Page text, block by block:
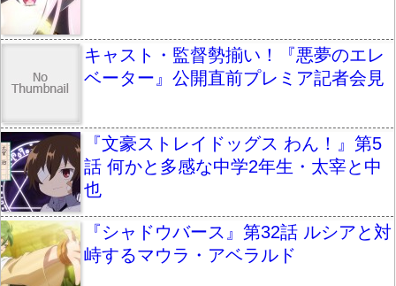
キャスト・監督勢揃い！『悪夢のエレ
ベーター』公開直前プレミア記者会見
『文豪ストレイドッグス わん！』第5
話 何かと多感な中学2年生・太宰と中
也
『シャドウバース』第32話 ルシアと対
峙するマウラ・アベラルド